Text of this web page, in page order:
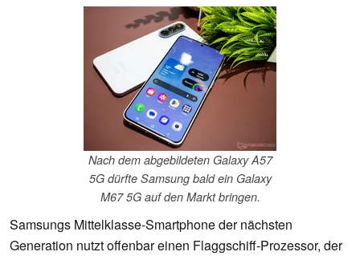
Nach dem abgebildeten Galaxy A57
5G dürfte Samsung bald ein Galaxy
M67 5G auf den Markt bringen.
Samsungs Mittelklasse-Smartphone der nächsten
Generation nutzt offenbar einen Flaggschiff-Prozessor, der